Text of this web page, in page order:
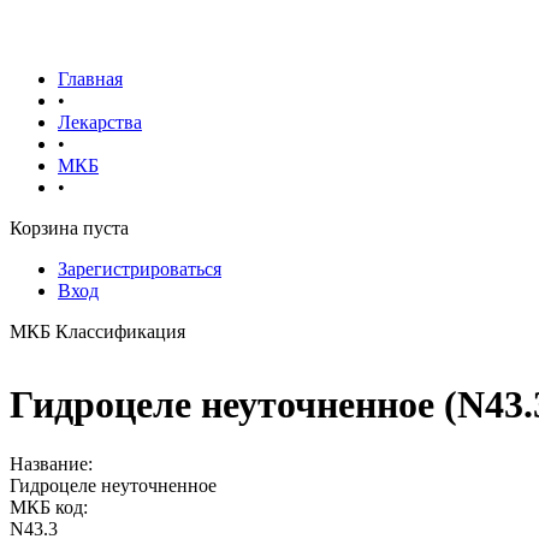
Главная
•
Лекарства
•
МКБ
•
Корзина пуста
Зарегистрироваться
Вход
МКБ Классификация
Гидроцеле неуточненное
Название:
Гидроцеле неуточненное
МКБ код:
N43.3